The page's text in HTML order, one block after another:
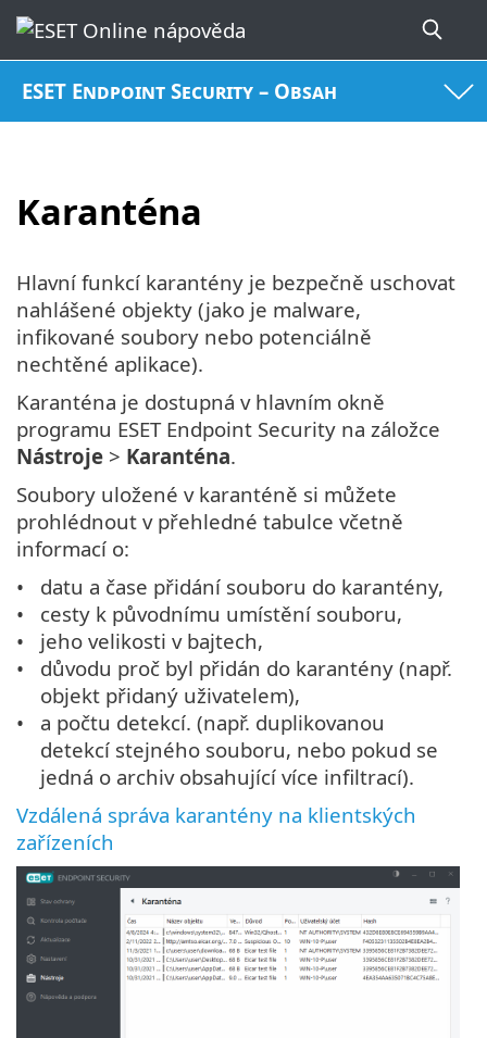
ESET Endpoint Security – Obsah
Karanténa
Hlavní funkcí karantény je bezpečně uschovat
nahlášené objekty (jako je malware,
infikované soubory nebo potenciálně
nechtěné aplikace).
Karanténa je dostupná v hlavním okně
programu ESET Endpoint Security na záložce
Nástroje > Karanténa.
Soubory uložené v karanténě si můžete
prohlédnout v přehledné tabulce včetně
informací o:
datu a čase přidání souboru do karantény,
cesty k původnímu umístění souboru,
jeho velikosti v bajtech,
důvodu proč byl přidán do karantény (např.
objekt přidaný uživatelem),
a počtu detekcí. (např. duplikovanou
detekcí stejného souboru, nebo pokud se
jedná o archiv obsahující více infiltrací).
Vzdálená správa karantény na klientských
zařízeních